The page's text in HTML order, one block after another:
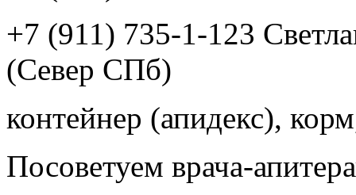
+7 (911) 735-1-123
(Север СПб)
контейнер (апидекс),
Посоветуем врача-